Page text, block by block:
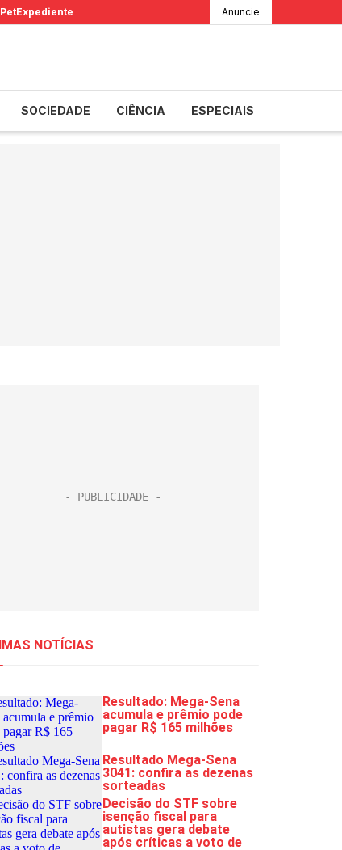
PetExpediente Anuncie
SOCIEDADE CIÊNCIA ESPECIAIS